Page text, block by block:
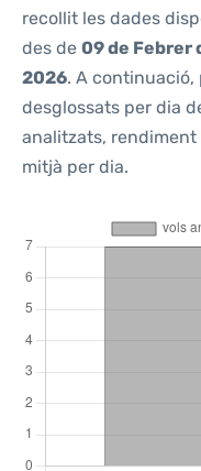
recollit les dades
des de 09 de Febrer
2026. A
desglossats per dia
analitzats,
mitjà per dia.